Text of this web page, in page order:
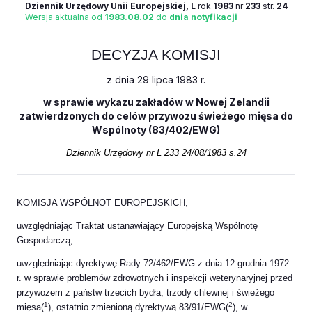
Dziennik Urzędowy Unii Europejskiej, Lrok 1983nr 233str. 24
Wersja aktualna od 1983.08.02 do dnia notyfikacji
DECYZJA KOMISJI
z dnia 29 lipca 1983 r.
w sprawie wykazu zakładów w Nowej Zelandii
zatwierdzonych do celów przywozu świeżego mięsa do
Wspólnoty (83/402/EWG)
Dziennik Urzędowy nr L 233 24/08/1983 s.24
KOMISJA WSPÓLNOT EUROPEJSKICH,
uwzględniając Traktat ustanawiający Europejską Wspólnotę
Gospodarczą,
uwzględniając dyrektywę Rady 72/462/EWG z dnia 12 grudnia 1972
r. w sprawie problemów zdrowotnych i inspekcji weterynaryjnej przed
przywozem z państw trzecich bydła, trzody chlewnej i świeżego
mięsa(1), ostatnio zmienioną dyrektywą 83/91/EWG(2), w